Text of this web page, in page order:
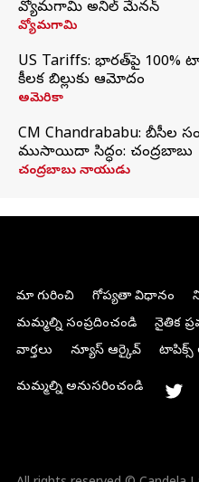
వ్యోమగామి అనిల్‌ మేనన్
వ్యోమగామి
US Tariffs: భారత్‌పై
కీలక బిల్లుకు ఆమోదం
అమెరికా
CM Chandrababu: బీసీల
ముసాయిదా సిద్ధం: చంద్రబాబు
చంద్రబాబు నాయుడు
మా గురించి గోప్యతా విధానం
మమ్మల్ని సంప్రదించండి
నైతిక
వార్తలు
న్యూస్ ఆర్కైవ్ టాపిక్స్
మమ్మల్ని అనుసరించండి